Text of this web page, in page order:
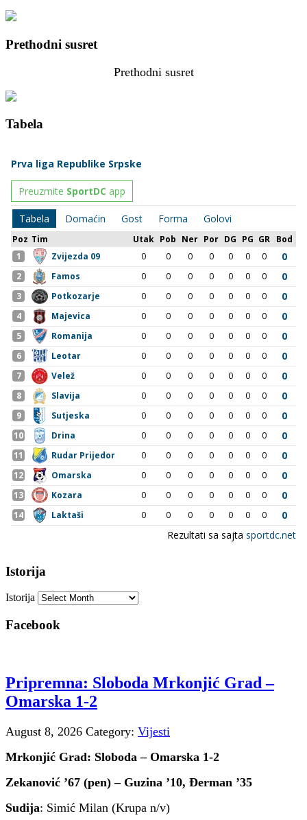
Prethodni susret
Prethodni susret
Tabela
Istorija
Istorija
Facebook
Pripremna: Sloboda Mrkonjić Grad –
Omarska 1-2
August 8, 2026 Category: Vijesti
Mrkonjić Grad: Sloboda – Omarska 1-2
Zekanović ’67 (pen) – Guzina ’10, Đerman ’35
Sudija: Simić Milan (Krupa n/v)